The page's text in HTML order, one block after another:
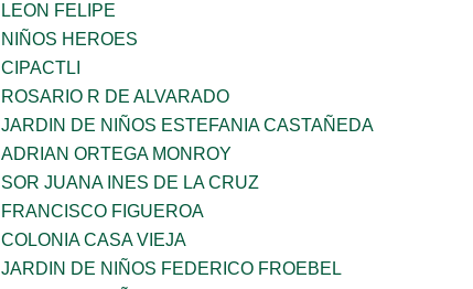
LEON FELIPE
NIÑOS HEROES
CIPACTLI
ROSARIO R DE ALVARADO
JARDIN DE NIÑOS ESTEFANIA CASTAÑEDA
ADRIAN ORTEGA MONROY
SOR JUANA INES DE LA CRUZ
FRANCISCO FIGUEROA
COLONIA CASA VIEJA
JARDIN DE NIÑOS FEDERICO FROEBEL